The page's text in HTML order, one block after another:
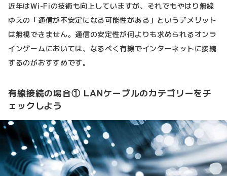
近年はWi-Fiの技術も向上していますが、それでもやはり無線
ゆえの「通信が不安定になる可能性がある」というデメリット
は無視できません。通信の安定性が何よりも求められるオンラ
インゲームにおいては、なるべく有線でインターネットに接続
するのがおすすめです。
有線接続の場合① LANケーブルのカテゴリーをチ
ェックしよう